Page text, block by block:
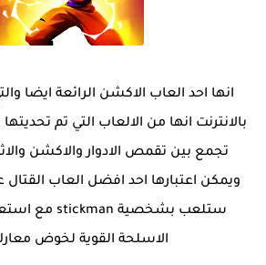
انها احد العاب الاكشن الرائعة ايضا
تجمع بين تقمص الادوار والاكشن
ويمكن اعتبارها احد افضل العاب
ستلعب بشخصية stickman مع
الاسلحة القوية لخوض